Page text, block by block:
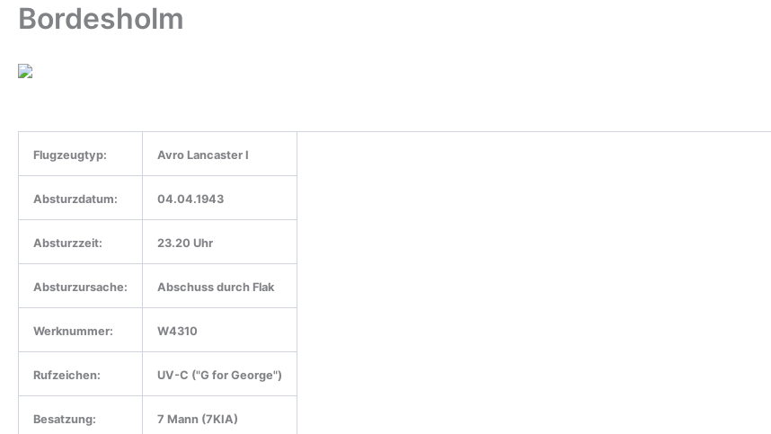
Bordesholm
Flugzeugtyp: Avro Lancaster I
Absturzdatum: 04.04.1943
Absturzzeit: 23.20 Uhr
Absturzursache: Abschuss durch Flak
Werknummer: W4310
Rufzeichen: UV-C ("G for George")
Besatzung: 7 Mann (7KIA)